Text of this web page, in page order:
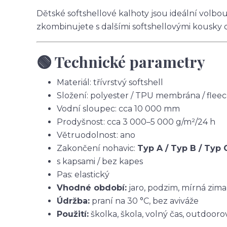
Dětské softshellové kalhoty jsou ideální
zkombinujete s dalšími softshellovými kousky
🟢 Technické parametry
Materiál: třívrstvý softshell
Složení: polyester / TPU membrána /
Vodní sloupec: cca 10 000 mm
Prodyšnost: cca 3 000–5 000 g/m²/24 h
Větruodolnost: ano
Zakončení nohavic: Typ A / Typ B / Typ
s kapsami / bez kapes
Pas: elastický
Vhodné období: jaro, podzim, mírná zima
Údržba: praní na 30 °C, bez aviváže
Použití: školka, škola, volný čas,